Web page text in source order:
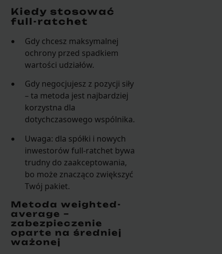
Kiedy stosować
full-ratchet
Gdy chcesz maksymalnej
ochrony przed spadkiem
wartości udziałów.
Gdy negocjujesz z pozycji siły
– ta metoda jest najbardziej
korzystna dla
dotychczasowego wspólnika.
Uwaga: dla spółki i nowych
inwestorów full-ratchet bywa
trudny do zaakceptowania,
bo może znacząco zwiększyć
Twój pakiet.
Metoda weighted-
average –
zabezpieczenie
oparte na średniej
ważonej